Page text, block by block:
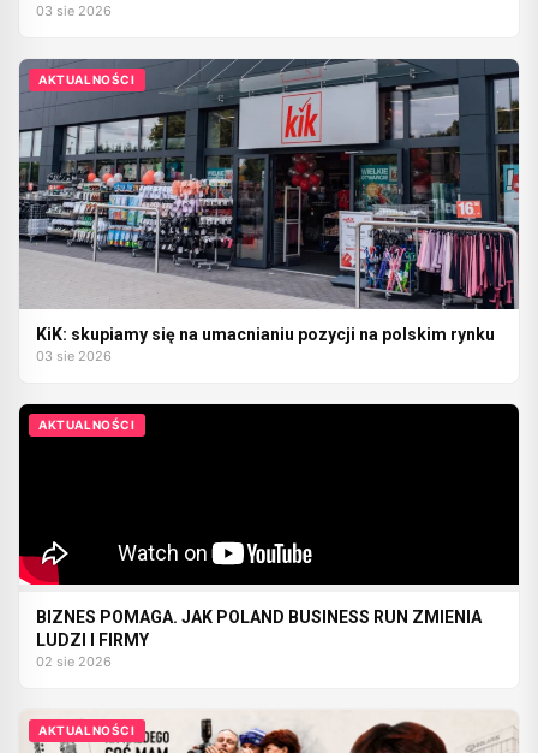
03 sie 2026
AKTUALNOŚCI
KiK: skupiamy się na umacnianiu pozycji na polskim rynku
03 sie 2026
AKTUALNOŚCI
BIZNES POMAGA. JAK POLAND BUSINESS RUN ZMIENIA
LUDZI I FIRMY
02 sie 2026
AKTUALNOŚCI